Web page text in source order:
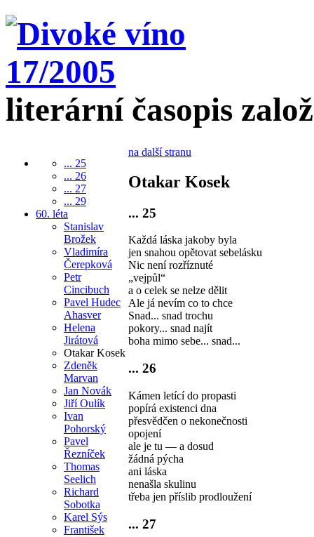
literární časopis
... 25
... 26
... 27
... 29
60. léta
Stanislav
Brožek
Vladimíra
Čerepková
Petr
Cincibuch
Pavel Hudec
Ahasver
Helena
Jirátová
Otakar Kosek
Zdeněk
Marvan
Jan Novák
Jiří Oulík
Ivan
Pohorský
Pavel
Řezníček
Thomas
Seelich
Richard
Sobotka
Karel Sýs
František
na další stranu
Otakar Kosek
... 25
Každá láska jakoby byla
jen snahou opětovat sebelásku
Nic není rozříznuté
„vejpůl“
a o celek se nelze dělit
Ale já nevím co to chce
Snad... snad trochu
pokory... snad najít
boha mimo sebe... snad...
... 26
Kámen letící do propasti
popírá existenci dna
přesvědčen o nekonečnosti
opojení
ale je tu — a dosud
žádná pýcha
ani láska
nenašla skulinu
třeba jen příslib prodloužení
... 27